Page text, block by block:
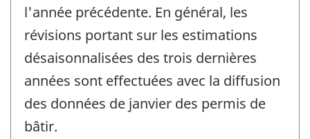
l'année précédente. En général, les
révisions portant sur les estimations
désaisonnalisées des trois dernières
années sont effectuées avec la diffusion
des données de janvier des permis de
bâtir.